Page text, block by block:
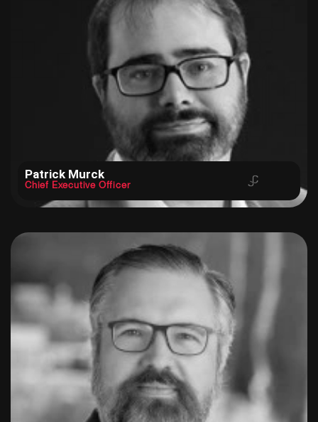
Patrick Murck
Chief Executive Officer